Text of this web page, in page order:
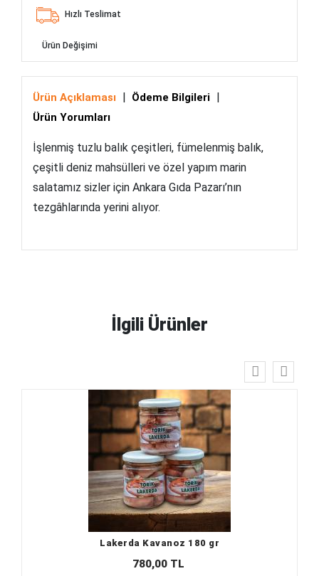
Hızlı Teslimat
Ürün Değişimi
Ürün Açıklaması Ödeme Bilgileri
Ürün Yorumları
İşlenmiş tuzlu balık çeşitleri, fümelenmiş balık,
çeşitli deniz mahsülleri ve özel yapım marin
salatamız sizler için Ankara Gıda Pazarı’nın
tezgâhlarında yerini alıyor.
İlgili Ürünler
Lakerda Kavanoz 180 gr
780,00 TL